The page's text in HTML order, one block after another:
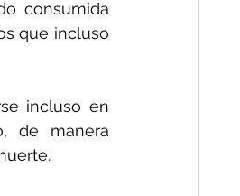
consumida
que incluso
incluso en
de manera